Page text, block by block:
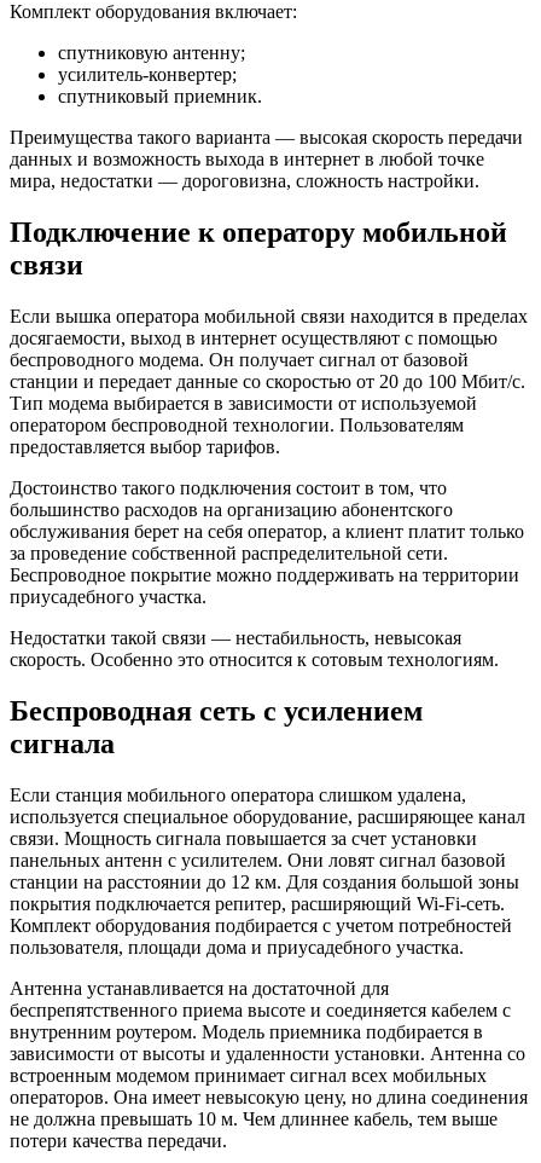
Комплект оборудования включает:
спутниковую антенну;
усилитель-конвертер;
спутниковый приемник.
Преимущества такого варианта — высокая скорость передачи
данных и возможность выхода в интернет в любой точке
мира, недостатки — дороговизна, сложность настройки.
Подключение к оператору мобильной
связи
Если вышка оператора мобильной связи находится в пределах
досягаемости, выход в интернет осуществляют с помощью
беспроводного модема. Он получает сигнал от базовой
станции и передает данные со скоростью от 20 до 100 Мбит/с.
Тип модема выбирается в зависимости от используемой
оператором беспроводной технологии. Пользователям
предоставляется выбор тарифов.
Достоинство такого подключения состоит в том, что
большинство расходов на организацию абонентского
обслуживания берет на себя оператор, а клиент платит только
за проведение собственной распределительной сети.
Беспроводное покрытие можно поддерживать на территории
приусадебного участка.
Недостатки такой связи — нестабильность, невысокая
скорость. Особенно это относится к сотовым технологиям.
Беспроводная сеть с усилением
сигнала
Если станция мобильного оператора слишком удалена,
используется специальное оборудование, расширяющее канал
связи. Мощность сигнала повышается за счет установки
панельных антенн с усилителем. Они ловят сигнал базовой
станции на расстоянии до 12 км. Для создания большой зоны
покрытия подключается репитер, расширяющий Wi-Fi-сеть.
Комплект оборудования подбирается с учетом потребностей
пользователя, площади дома и приусадебного участка.
Антенна устанавливается на достаточной для
беспрепятственного приема высоте и соединяется кабелем с
внутренним роутером. Модель приемника подбирается в
зависимости от высоты и удаленности установки. Антенна со
встроенным модемом принимает сигнал всех мобильных
операторов. Она имеет невысокую цену, но длина соединения
не должна превышать 10 м. Чем длиннее кабель, тем выше
потери качества передачи.